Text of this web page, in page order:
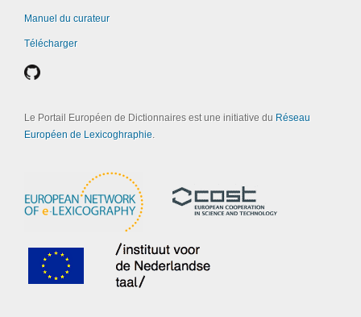
Manuel du curateur
Télécharger
Le Portail Européen de Dictionnaires est une initiative du Réseau
Européen de Lexicoghraphie.